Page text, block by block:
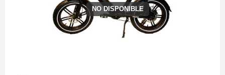
NO DISPONIBLE